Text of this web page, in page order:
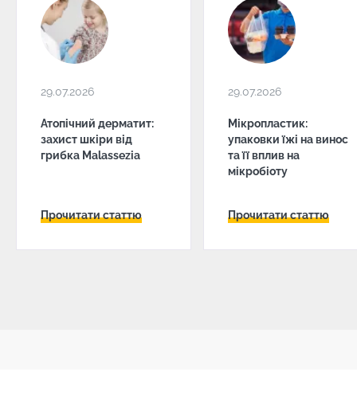
29.07.2026
Атопічний дерматит:
захист шкіри від
грибка Malassezia
Прочитати статтю
29.07.2026
Мікропластик:
упаковки їжі на винос
та її вплив на
мікробіоту
Прочитати статтю